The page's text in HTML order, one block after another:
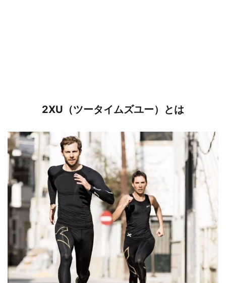
2XU（ツータイムズユー）とは